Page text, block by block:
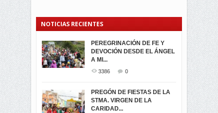
NOTICIAS RECIENTES
PEREGRINACIÓN DE FE Y
DEVOCIÓN DESDE EL ÁNGEL
A MI...
3386 0
PREGÓN DE FIESTAS DE LA
STMA. VIRGEN DE LA
CARIDAD...
PROCESIÓN DE LA VIRGEN
DE LA CARIDAD 2024
3057
-ENCENDIDO DEL ARBOL DE
...
SEGUNDA VUELTA
ELECCIONES
PRESIDENCIALES 2023 EN
M...
ELECCION CRUCIAL:
SEGUNDA VUELTA